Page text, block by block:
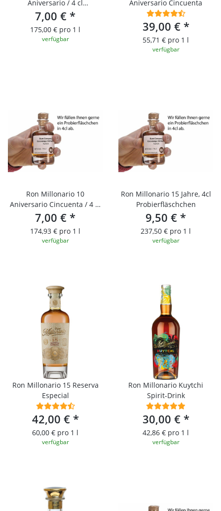
Aniversario / 4 cl
Probierfläschchen
7,00 € *
175,00 € pro 1 l
verfügbar
Aniversario Cincuenta
39,00 € *
55,71 € pro 1 l
verfügbar
Ron Millonario 10
Aniversario Cincuenta / 4 cl
Probierfläschchen
7,00 € *
174,93 € pro 1 l
verfügbar
Ron Millonario 15 Jahre, 4cl
Probierfläschchen
9,50 € *
237,50 € pro 1 l
verfügbar
Ron Millonario 15 Reserva
Especial
42,00 € *
60,00 € pro 1 l
verfügbar
Ron Millonario Kuytchi
Spirit-Drink
30,00 € *
42,86 € pro 1 l
verfügbar